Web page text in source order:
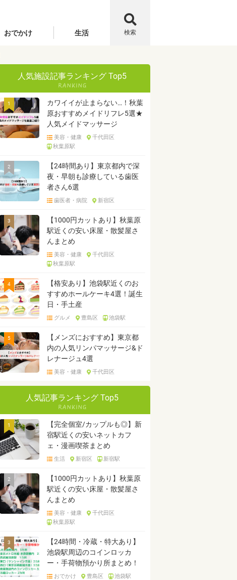
おでかけ 生活 検索
人気施設記事ランキング Top5
1
カワイイが止まらない…！秋葉
原おすすめメイドリフレ5選★
人気メイドマッサージ
美容・健康
千代田区
秋葉原駅
2
【24時間あり】東京都内で深
夜・早朝も診療している歯医
者さん6選
歯医者・病院 新宿区
3
【1000円カットあり】秋葉原
駅近くの安い床屋・散髪屋さ
んまとめ
美容・健康
千代田区
秋葉原駅
4
【格安あり】池袋駅近くのお
すすめホールケーキ4選！誕生
日・手土産
グルメ 豊島区 池袋駅
5
【メンズにおすすめ】東京都
内の人気リンパマッサージ&ド
レナージュ4選
美容・健康 千代田区
人気記事ランキング Top5
1
【完全個室/カップルも◎】新
宿駅近くの安いネットカフ
ェ・漫画喫茶まとめ
生活 新宿区 新宿駅
2
【1000円カットあり】秋葉原
駅近くの安い床屋・散髪屋さ
んまとめ
美容・健康
千代田区
秋葉原駅
3
【24時間・冷蔵・特大あり】
池袋駅周辺のコインロッカ
ー・手荷物預かり所まとめ！
おでかけ 豊島区 池袋駅